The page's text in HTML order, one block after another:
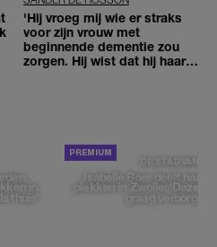
'Hij vroeg mij wie er straks
voor zijn vrouw met
beginnende dementie zou
zorgen. Hij wist dat hij haar
in
thuis'
DE STAD VAN
Isabelle Boer deelt haar
plekken in Zwolle: 'Deze
graag verborgen'